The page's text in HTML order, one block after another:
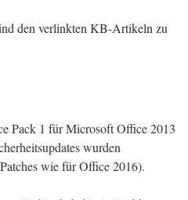
den verlinkten KB-Artikeln zu
Pack 1 für Microsoft Office 2013
wurden
wie für Office 2016).